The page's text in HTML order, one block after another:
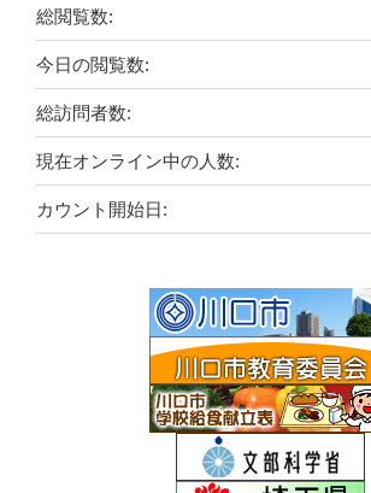
総閲覧数:
今日の閲覧数:
総訪問者数:
現在オンライン中の人数:
カウント開始日: